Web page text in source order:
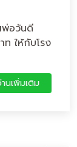
อวันดี
ให้กับโรง
นเพิ่มเติม